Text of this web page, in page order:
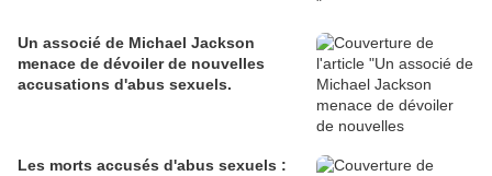
Un associé de Michael Jackson
menace de dévoiler de nouvelles
accusations d'abus sexuels.
Les morts accusés d'abus sexuels :